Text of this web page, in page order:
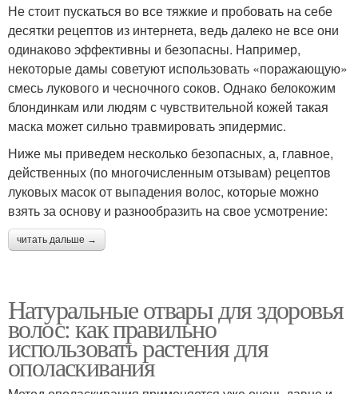
Не стоит пускаться во все тяжкие и пробовать на себе
десятки рецептов из интернета, ведь далеко не все они
одинаково эффективны и безопасны. Например,
некоторые дамы советуют использовать «поражающую»
смесь лукового и чесночного соков. Однако белокожим
блондинкам или людям с чувствительной кожей такая
маска может сильно травмировать эпидермис.
Ниже мы приведем несколько безопасных, а, главное,
действенных (по многочисленным отзывам) рецептов
луковых масок от выпадения волос, которые можно
взять за основу и разнообразить на свое усмотрение:
читать дальше →
Натуральные отвары для здоровья
волос: как правильно
использовать растения для
ополаскивания